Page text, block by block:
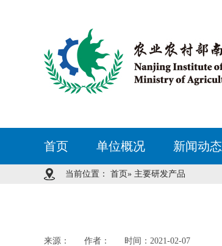
首页 单位概况 新闻动态
当前位置： 首页» 主要研发产品
来源： 作者： 时间：2021-02-07